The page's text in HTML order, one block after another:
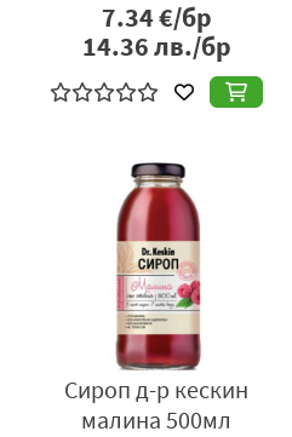
7.34€/бр
14.36лв./бр
Сироп д-р кескин
малина 500мл